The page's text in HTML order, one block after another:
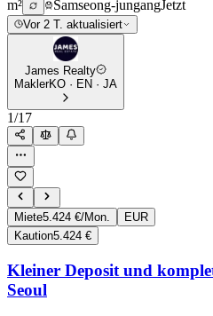
m²
Samseong-jungangJetzt
Vor 2 T. aktualisiert
James Realty
MaklerKO · EN · JA
1/17
Miete5.424 €/Mon.
EUR
Kaution5.424 €
Kleiner Deposit und
Seoul